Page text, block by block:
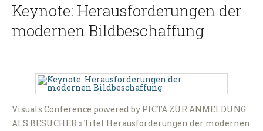
Keynote: Herausforderungen der
modernen Bildbeschaffung
Visuals Conference powered by PICTA ZUR ANMELDUNG
ALS BESUCHER » Titel Herausforderungen der modernen